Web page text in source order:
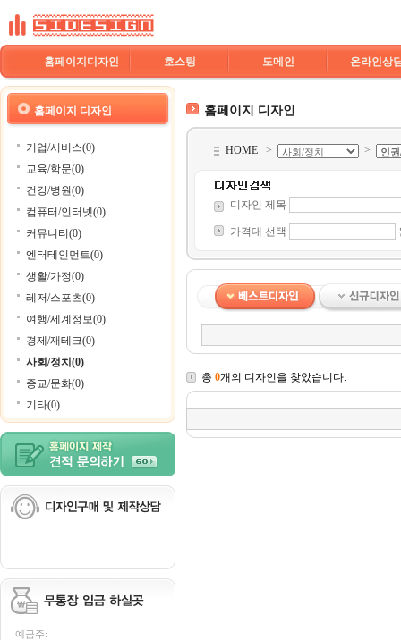
홈페이지디자인 호스팅 도메인 온라인상
홈페이지 디자인
기업/서비스(0)
교육/학문(0)
건강/병원(0)
컴퓨터/인터넷(0)
커뮤니티(0)
엔터테인먼트(0)
생활/가정(0)
레저/스포츠(0)
여행/세계정보(0)
경제/재테크(0)
사회/정치(0)
종교/문화(0)
기타(0)
예금주:
홈페이지 디자인
HOME > >
디자인 제목
가격대 선택
총 0개의 디자인을 찾았습니다.